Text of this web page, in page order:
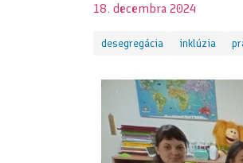
18. decembra 2024
desegregácia inklúzia